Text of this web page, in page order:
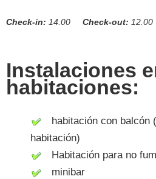
Check-in: 14.00 Check-out: 12.00
Instalaciones
habitaciones:
habitación con balcón
habitación)
Habitación para no
minibar